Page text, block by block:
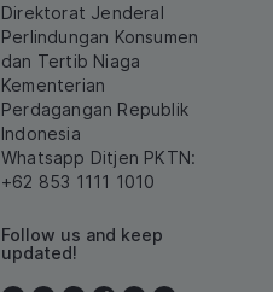
Direktorat Jenderal
Perlindungan Konsumen
dan Tertib Niaga
Kementerian
Perdagangan Republik
Indonesia
Whatsapp Ditjen PKTN:
+62 853 1111 1010
Follow us and keep
updated!